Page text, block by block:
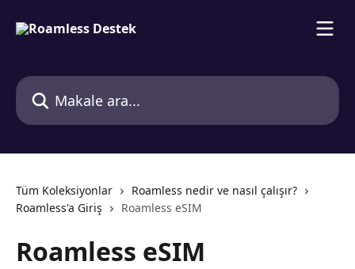
Makale ara...
Tüm Koleksiyonlar
Roamless nedir ve nasıl çalışır?
Roamless'a Giriş
Roamless eSIM
Roamless eSIM